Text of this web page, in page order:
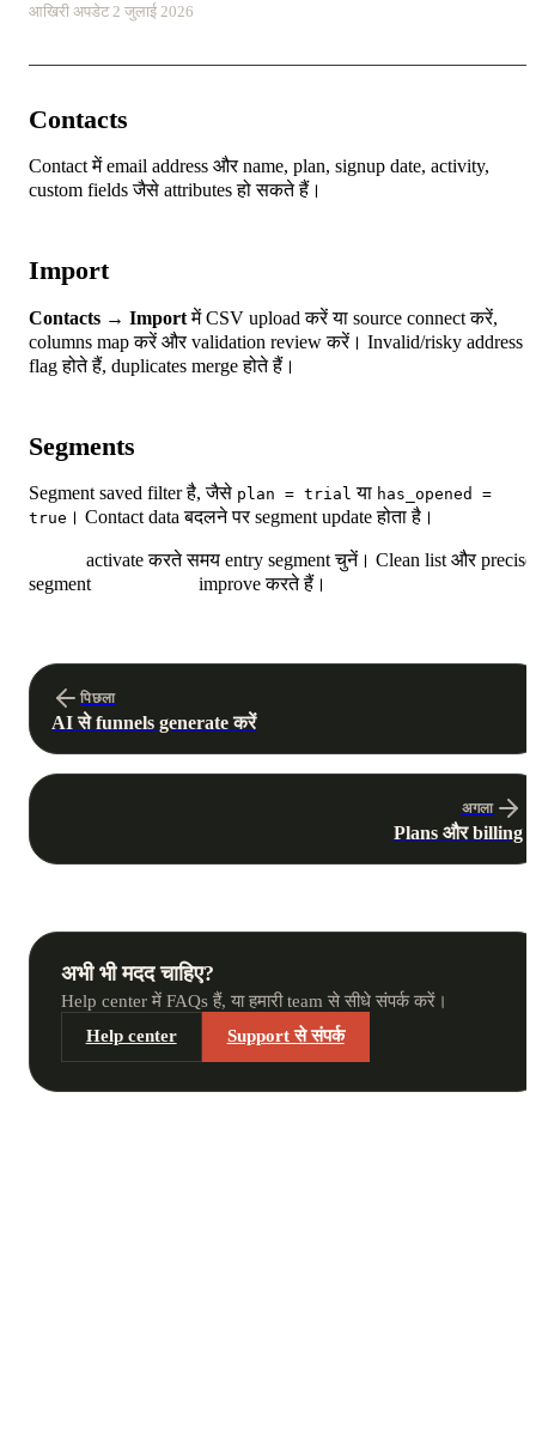
आखिरी अपडेट 2 जुलाई 2026
Contacts
Contact में email address और name, plan, signup date, activity,
custom fields जैसे attributes हो सकते हैं।
Import
Contacts → Importमें CSV upload करें या source connect करें,
columns map करें और validation review करें। Invalid/risky address
flag होते हैं, duplicates merge होते हैं।
Segments
Segment saved filter है, जैसे plan = trial या has_opened =
true । Contact data बदलने पर segment update होता है।
activate करते समय entry segment चुनें। Clean list और precise
segment
improve करते हैं।
पिछला
AI से funnels generate करें
अगला
Plans और billing
अभी भी मदद चाहिए?
Help center में FAQs हैं, या हमारी team से सीधे संपर्क करें।
Help center
Support से संपर्क